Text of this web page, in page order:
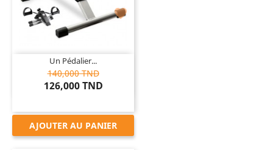

Un Pédalier...
140,000 TND
126,000 TND
AJOUTER AU PANIER